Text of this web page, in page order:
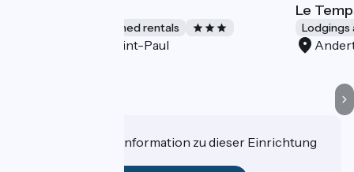
Lodgings and furnished rentals
Saint-Paul
Le
Lodgings
Haben Sie eine Information zu dieser Einrichtung